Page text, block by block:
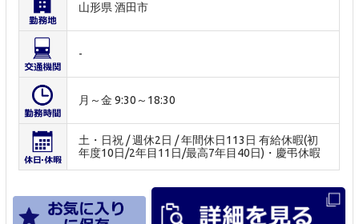
山形県 酒田市
-
月～金 9:30～18:30
土・日祝 / 週休2日 / 年間休日113日 有給休暇(初
年度10日/2年目11日/最高7年目40日)・慶弔休暇